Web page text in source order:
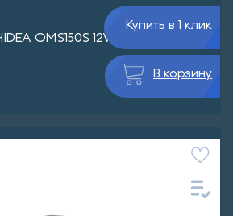
OMS150S 12V/60 GPS
Купить в 1 клик
В корзину